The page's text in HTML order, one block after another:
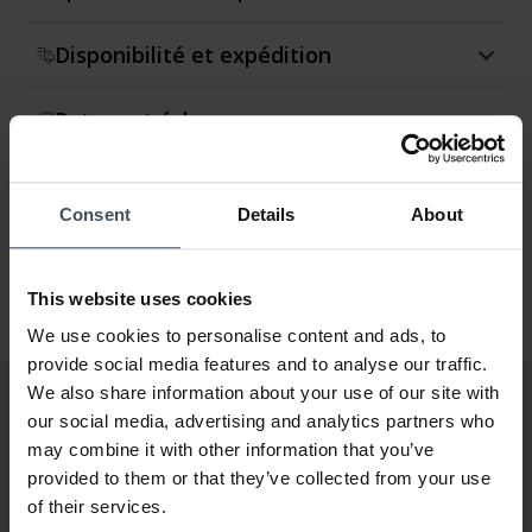
Consent Details About
This website uses cookies
We use cookies to personalise content and ads, to
provide social media features and to analyse our traffic.
We also share information about your use of our site with
our social media, advertising and analytics partners who
may combine it with other information that you’ve
provided to them or that they’ve collected from your use
of their services.
Disponibilité et expédition
Retour et échange
Garantie